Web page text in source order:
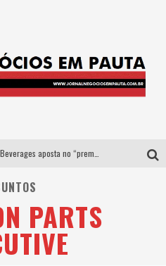
Como a Cortex seduziu Google, AWS e McDonald’s com IA para o go-to-market
PARTS